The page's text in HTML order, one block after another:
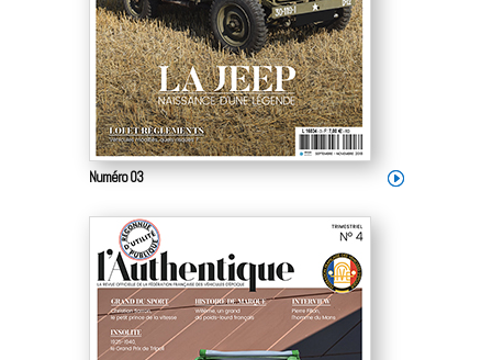
Numéro 03